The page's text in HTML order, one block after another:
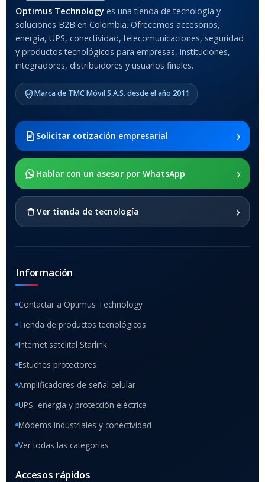
Anti-Shock
MODELO DE TABLETS
COMPATIBLES
2021 SM-x200 / Samsung
Galaxy Tab A8 10.5 2021 SM-
x205
SOPORTE DE APOYO
Optimus Technology es una tienda de tecnología y
soluciones B2B en Colombia. Ofrecemos accesorios,
energía, UPS, conectividad, telecomunicaciones, seguridad
y productos tecnológicos para empresas, instituciones,
integradores, distribuidores y usuarios finales.
Marca de TMC Móvil S.A.S. desde el año 2011
Solicitar cotización empresarial ›
Hablar con un asesor por WhatsApp ›
Ver tienda de tecnología ›
Información
Contactar a Optimus Technology
Tienda de productos tecnológicos
Internet satelital Starlink
Estuches protectores
Amplificadores de señal celular
UPS, energía y protección eléctrica
Módems industriales y conectividad
Ver todas las categorías
Accesos rápidos